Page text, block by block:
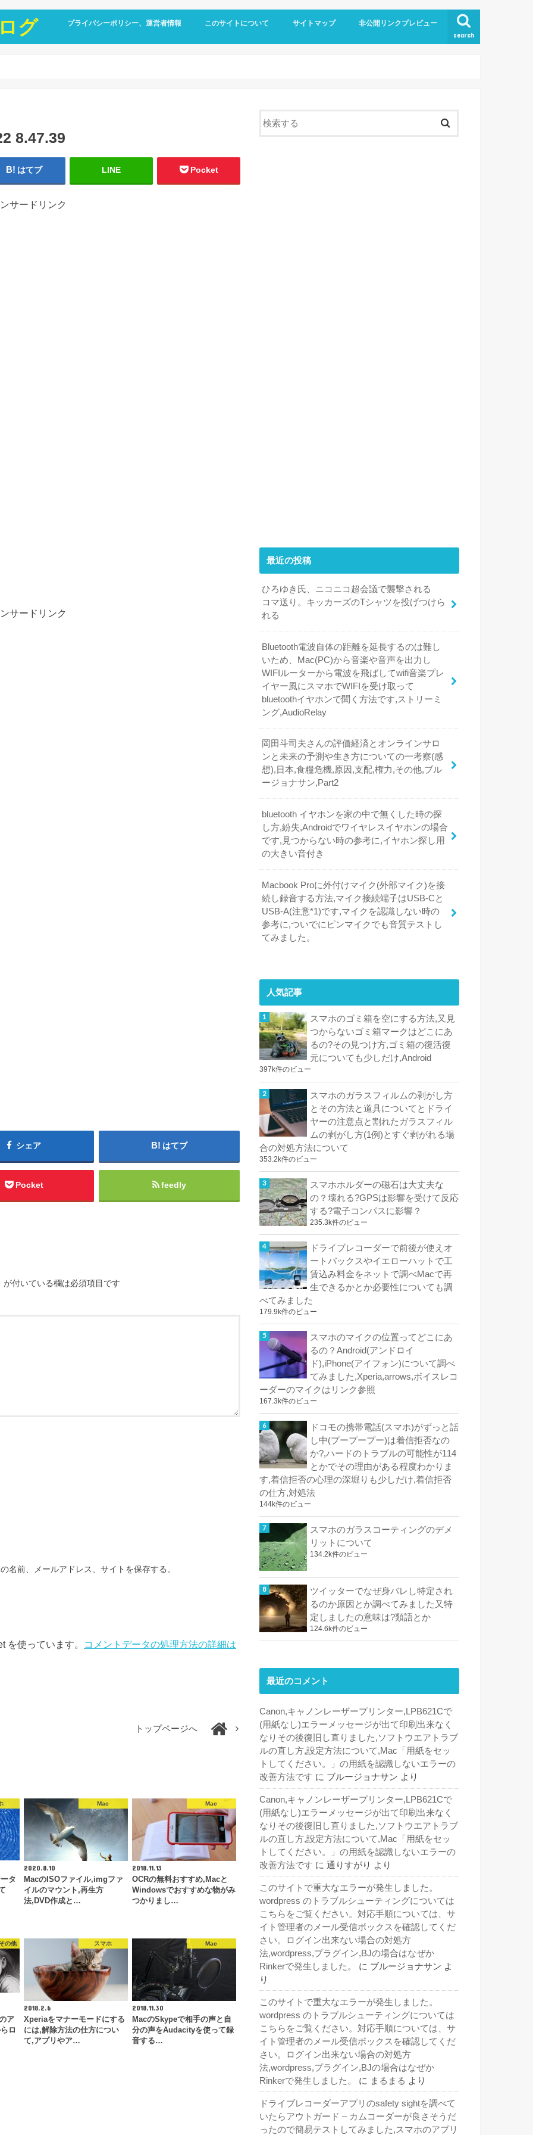
グ search
プライバシーポリシー、運営者情報 このサイトについて サイトマップ 非公開リンクプレビュー
8.47.39
はてブ LINE Pocket
サードリンク
サードリンク
シェア はてブ
Pocket feedly
が付いている欄は必須項目です
名前、メールアドレス、サイトを保存する。
を使っています。 コメントデータの処理方法の詳細は
トップページへ
タ
Mac
2020.8.10
MacのISOファイル,imgファ
イルのマウント,再生方
法,DVD作成と…
Mac
2018.11.13
OCRの無料おすすめ,Macと
Windowsでおすすめな物がみ
つかりまし…
の他
ア
ロ
スマホ
2018.2.6
Xperiaをマナーモードにする
には,解除方法の仕方につい
て,アプリやア…
Mac
2018.11.30
MacのSkypeで相手の声と自
分の声をAudacityを使って録
音する…
最近の投稿
ひろゆき氏、ニコニコ超会議で襲撃される
コマ送り。キッカーズのTシャツを投げつけら
れる
Bluetooth電波自体の距離を延長するのは難し
いため、Mac(PC)から音楽や音声を出力し
WIFIルーターから電波を飛ばしてwifi音楽プレ
イヤー風にスマホでWIFIを受け取って
bluetoothイヤホンで聞く方法です,ストリーミ
ング,AudioRelay
岡田斗司夫さんの評価経済とオンラインサロ
ンと未来の予測や生き方についての一考察(感
想),日本,食糧危機,原因,支配,権力,その他,ブル
ージョナサン,Part2
bluetooth イヤホンを家の中で無くした時の探
し方,紛失,Androidでワイヤレスイヤホンの場合
です,見つからない時の参考に,イヤホン探し用
の大きい音付き
Macbook Proに外付けマイク(外部マイク)を接
続し録音する方法,マイク接続端子はUSB-Cと
USB-A(注意*1)です,マイクを認識しない時の
参考に,ついでにピンマイクでも音質テストし
てみました。
人気記事
スマホのゴミ箱を空にする方法,又見
つからないゴミ箱マークはどこにあ
るの?その見つけ方,ゴミ箱の復活復
元についても少しだけ,Android
397k件のビュー
スマホのガラスフィルムの剥がし方
とその方法と道具についてとドライ
ヤーの注意点と割れたガラスフィル
ムの剥がし方(1例)とすぐ剥がれる場
合の対処方法について
353.2k件のビュー
スマホホルダーの磁石は大丈夫な
の？壊れる?GPSは影響を受けて反応
する?電子コンパスに影響？
235.3k件のビュー
ドライブレコーダーで前後が使えオ
ートバックスやイエローハットで工
賃込み料金をネットで調べMacで再
生できるかとか必要性についても調
べてみました
179.9k件のビュー
スマホのマイクの位置ってどこにあ
るの？Android(アンドロイ
ド),iPhone(アイフォン)について調べ
てみました,Xperia,arrows,ボイスレコ
ーダーのマイクはリンク参照
167.3k件のビュー
ドコモの携帯電話(スマホ)がずっと話
し中(プープープー)は着信拒否なの
か?,ハードのトラブルの可能性が114
とかでその理由がある程度わかりま
す,着信拒否の心理の深堀りも少しだけ,着信拒否
の仕方,対処法
144k件のビュー
スマホのガラスコーティングのデメ
リットについて
134.2k件のビュー
ツイッターでなぜ身バレし特定され
るのか原因とか調べてみました又特
定しましたの意味は?類語とか
124.6k件のビュー
最近のコメント
Canon,キャノンレーザープリンター,LPB621Cで
(用紙なし)エラーメッセージが出て印刷出来なく
なりその後復旧し直りました,ソフトウエアトラブ
ルの直し方,設定方法について,Mac「用紙をセッ
トしてください。」の用紙を認識しないエラーの
改善方法です に ブルージョナサン より
Canon,キャノンレーザープリンター,LPB621Cで
(用紙なし)エラーメッセージが出て印刷出来なく
なりその後復旧し直りました,ソフトウエアトラブ
ルの直し方,設定方法について,Mac「用紙をセッ
トしてください。」の用紙を認識しないエラーの
改善方法です に 通りすがり より
このサイトで重大なエラーが発生しました。
wordpress のトラブルシューティングについては
こちらをご覧ください。対応手順については、サ
イト管理者のメール受信ボックスを確認してくだ
さい。ログイン出来ない場合の対処方
法,wordpress,プラグイン,BJの場合はなぜか
Rinkerで発生しました。
に ブルージョナサン よ
り
このサイトで重大なエラーが発生しました。
wordpress のトラブルシューティングについては
こちらをご覧ください。対応手順については、サ
イト管理者のメール受信ボックスを確認してくだ
さい。ログイン出来ない場合の対処方
法,wordpress,プラグイン,BJの場合はなぜか
Rinkerで発生しました。
に まるまる より
ドライブレコーダーアプリのsafety sightを調べて
いたらアウトガード – カムコーダーが良さそうだ
ったので簡易テストしてみました,スマホのアプリ